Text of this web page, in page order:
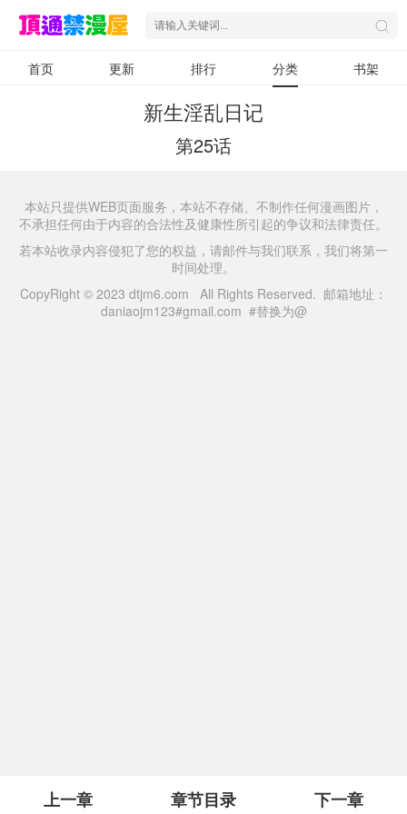
首页 更新 排行 分类 书架
新生淫乱日记
第25话
上一章 章节目录 下一章
本站只提供WEB页面服务，本站不存储、不制作任何漫画图片，
不承担任何由于内容的合法性及健康性所引起的争议和法律责任。
若本站收录内容侵犯了您的权益，请邮件与我们联系，我们将第一
时间处理。
CopyRight © 2023 dtjm6.com All Rights Reserved. 邮箱地址：
daniaojm123#gmail.com #替换为@